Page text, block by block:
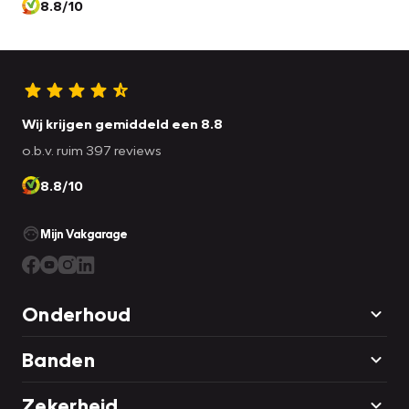
8.8/10
Wij krijgen gemiddeld een 8.8
o.b.v. ruim 397 reviews
8.8/10
Mijn Vakgarage
Onderhoud
Banden